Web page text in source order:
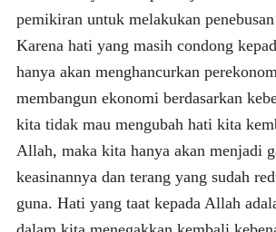
pemikiran untuk melakukan
Karena hati yang masih condong
hanya akan menghancurkan
membangun ekonomi berdasarkan
kita tidak mau mengubah hati kita
Allah, maka kita hanya akan menjadi
keasinannya dan terang yang sudah
guna. Hati yang taat kepada Allah